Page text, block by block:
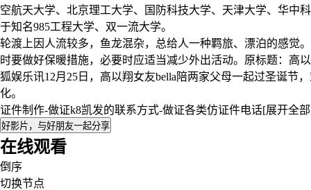
空航天大学、北京理工大学、国防科技大学、天津大学、华中
于知名985工程大学、双一流大学。
轮渡上因人流较多，鱼龙混杂，总给人一种羁旅、漂泊的感觉
时要做好保暖措施，必要时应适当减少外出活动。原标题：高
狐娱乐讯12月25日，高以翔女友bella陪两家父母一起过圣诞节
化。
证件制作-做证k8凯发的联系方式-做证各类仿证件电话[展开全
好影片，与好朋友一起分享
在线观看
倒序
切换节点